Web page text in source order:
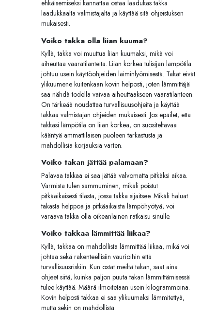
ehkäisemiseksi kannattaa ostaa laadukas takka
laadukkaalta valmistajalta ja käyttää sitä ohjeistuksen
mukaisesti.
Voiko takka olla liian kuuma?
Kyllä, takka voi muuttua liian kuumaksi, mikä voi
aiheuttaa vaaratilanteita. Liian korkea tulisijan lämpötila
johtuu usein käyttöohjeiden laiminlyömisestä. Takat eivät
ylikuumene kuitenkaan kovin helposti, joten lämmittäjä
saa nähdä todella vaivaa aiheuttaakseen vaaratilanteen.
On tärkeää noudattaa turvallisuusohjeita ja käyttää
takkaa valmistajan ohjeiden mukaisesti. Jos epäilet, että
takkasi lämpötila on liian korkea, on suositeltavaa
kääntyä ammattilaisen puoleen tarkastusta ja
mahdollisia korjauksia varten.
Voiko takan jättää palamaan?
Palavaa takkaa ei saa jättää valvomatta pitkäksi aikaa.
Varmista tulen sammuminen, mikäli poistut
pitkäaikaisesti tilasta, jossa takka sijaitsee. Mikäli haluat
takasta helppoa ja pitkäaikaista lämpöhyötyä, voi
varaava takka olla oikeanlainen ratkaisu sinulle.
Voiko takkaa lämmittää liikaa?
Kyllä, takkaa on mahdollista lämmittää liikaa, mikä voi
johtaa sekä rakenteellisiin vaurioihin että
turvallisuusriskiin. Kun ostat meiltä takan, saat aina
ohjeet siitä, kuinka paljon puuta takan lämmittämisessä
tulee käyttää. Määrä ilmoitetaan usein kilogrammoina.
Kovin helposti takkaa ei saa ylikuumaksi lämmitettyä,
mutta sekin on mahdollista.